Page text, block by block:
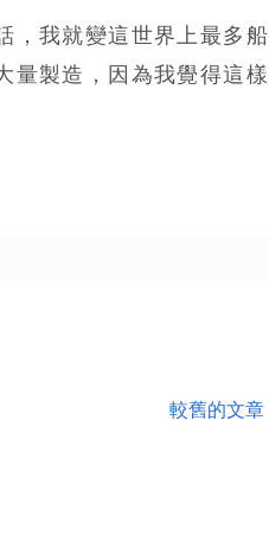
，我就變這世界上最多船
量製造，因為我覺得這樣
較舊的文章